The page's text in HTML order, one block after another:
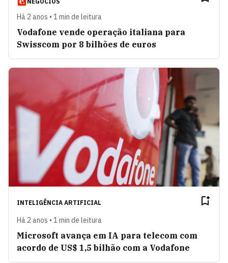
Há 2 anos • 1 min de leitura
Vodafone vende operação italiana para
Swisscom por 8 bilhões de euros
INTELIGÊNCIA ARTIFICIAL
Há 2 anos • 1 min de leitura
Microsoft avança em IA para telecom com
acordo de US$ 1,5 bilhão com a Vodafone